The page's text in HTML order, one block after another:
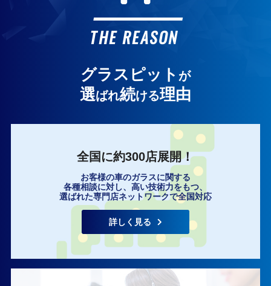
THE REASON
グラスピット が
選ばれ続ける理由
全国に約300店展開！
お客様の車のガラスに関する
各種相談に対し、高い技術力をもつ、
選ばれた専門店ネットワークで全国対応
詳しく見る